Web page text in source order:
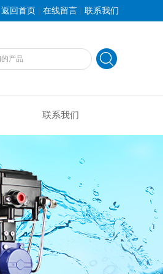
返回首页 | 在线留言 | 联系我们
联系我们